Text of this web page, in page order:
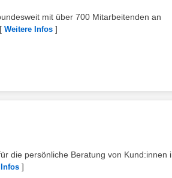
mit über 700 Mitarbeitenden an
[ Weitere Infos ]
die persönliche Beratung von Kund:innen
]